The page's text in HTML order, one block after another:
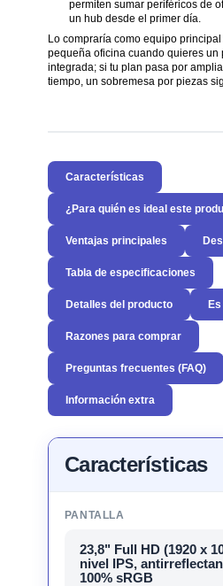
permiten sumar periféricos de
un hub desde el primer día.
Lo compraría como equipo
pequeña oficina cuando quieres un
integrada; si tu plan pasa por
tiempo, un sobremesa por piezas
Características
¿Para quién es ideal este
Ventajas principales
Tabla de especificaciones
Detalles del producto
Razones para comprar
Preguntas frecuentes (FAQ)
Información extra
Características
PANTALLA
23,8" Full HD (1920 x
nivel IPS,
100% sRGB